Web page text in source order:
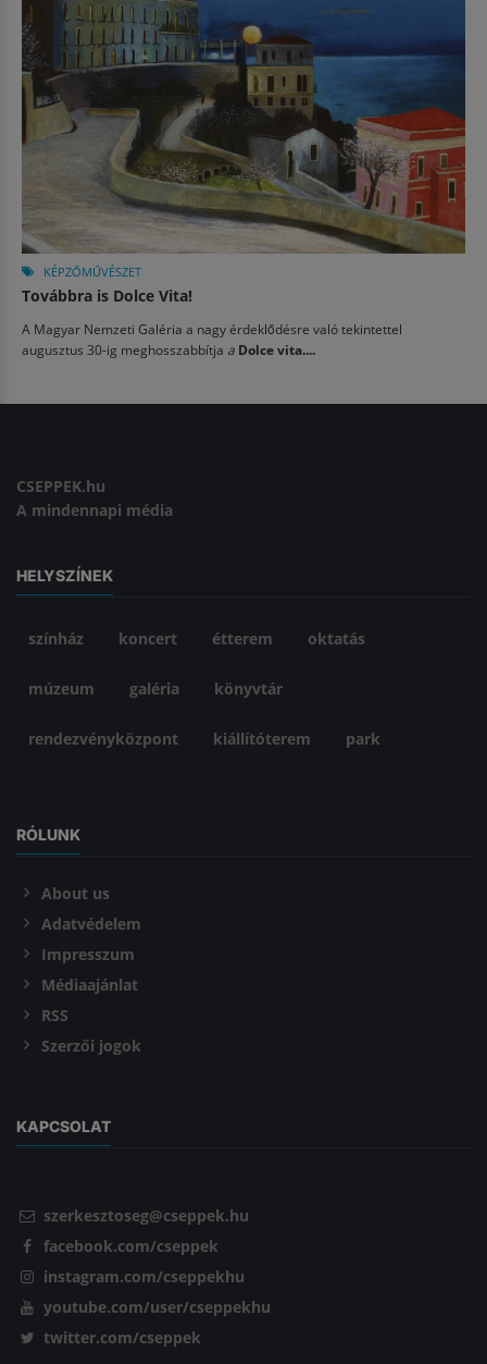
KÉPZŐMŰVÉSZET
Továbbra is Dolce Vita!
A Magyar Nemzeti Galéria a nagy érdeklődésre való tekintettel
augusztus 30-ig meghosszabbítja a Dolce vita....
CSEPPEK.hu
A mindennapi média
HELYSZÍNEK
színház koncert étterem oktatás
múzeum galéria könyvtár
rendezvényközpont kiállítóterem park
RÓLUNK
About us
Adatvédelem
Impresszum
Médiaajánlat
RSS
Szerzői jogok
KAPCSOLAT
szerkesztoseg@cseppek.hu
facebook.com/cseppek
instagram.com/cseppekhu
youtube.com/user/cseppekhu
twitter.com/cseppek